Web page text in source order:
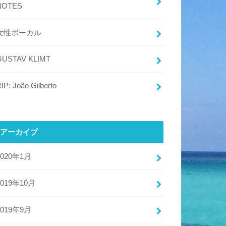
性ボーカル
KLIMT
João Gilberto
アーカイブ
年1月
年10月
年9月